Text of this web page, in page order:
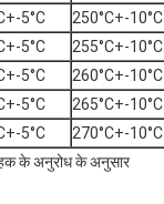
5°C
250°C+-10°C
5°C
255°C+-10°C
5°C
260°C+-10°C
5°C
265°C+-10°C
5°C
270°C+-10°C
के अनुरोध के अनुसार